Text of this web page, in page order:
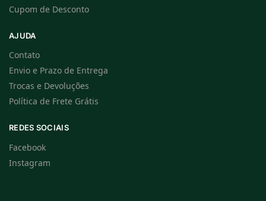
Cupom de Desconto
AJUDA
Contato
Envio e Prazo de Entrega
Trocas e Devoluções
Política de Frete Grátis
REDES SOCIAIS
Facebook
Instagram